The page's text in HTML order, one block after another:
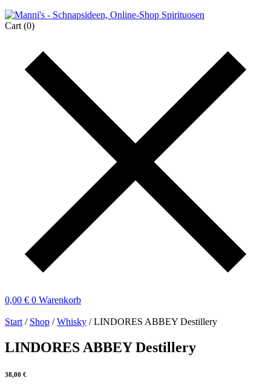
Cart (0)
0,00 € 0 Warenkorb
Start / Shop /Whisky / LINDORES ABBEY Destillery
LINDORES ABBEY Destillery
38,00 €